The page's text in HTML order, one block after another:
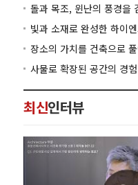
돌과 목조, 윈난의 풍경을 감각적으로 담
빛과 소재로 완성한 하이엔드 오
장소의 가치를 건축으로 풀
사물로 확장된 공간의 경험: 디자이
최신인터뷰